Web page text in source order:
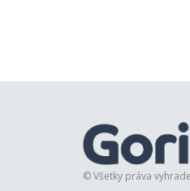
© Všetky práva